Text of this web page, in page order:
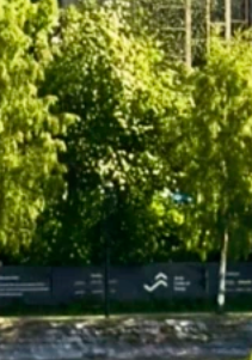
Vill du veta mer
Vi berättar gärna
dina uppgifter så
Gå till invändig